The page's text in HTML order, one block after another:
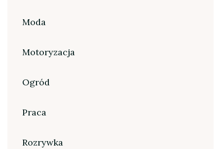
Moda
Motoryzacja
Ogród
Praca
Rozrywka